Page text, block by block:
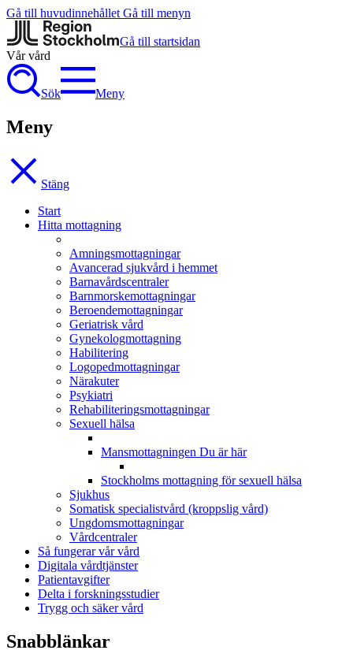
Gå till huvudinnehållet Gå till menyn
Gå till startsidan
Vår vård
Sök Meny
Meny
Stäng
Start
Hitta mottagning
Amningsmottagningar
Avancerad sjukvård i hemmet
Barnavårdscentraler
Barnmorskemottagningar
Beroendemottagningar
Geriatrisk vård
Gynekologmottagning
Habilitering
Logopedmottagningar
Närakuter
Psykiatri
Rehabiliteringsmottagningar
Sexuell hälsa
Mansmottagningen Du är här
Stockholms mottagning för sexuell hälsa
Sjukhus
Somatisk specialistvård (kroppslig vård)
Ungdomsmottagningar
Vårdcentraler
Så fungerar vår vård
Digitala vårdtjänster
Patientavgifter
Delta i forskningsstudier
Trygg och säker vård
Snabblänkar